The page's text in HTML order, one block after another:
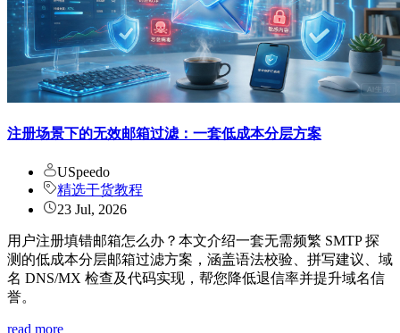
注册场景下的无效邮箱过滤：一套低成本分层方案
USpeedo
精选干货教程
23 Jul, 2026
用户注册填错邮箱怎么办？本文介绍一套无需频繁 SMTP 探
测的低成本分层邮箱过滤方案，涵盖语法校验、拼写建议、域
名 DNS/MX 检查及代码实现，帮您降低退信率并提升域名信
誉。
read more